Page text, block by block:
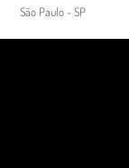
São Paulo - SP